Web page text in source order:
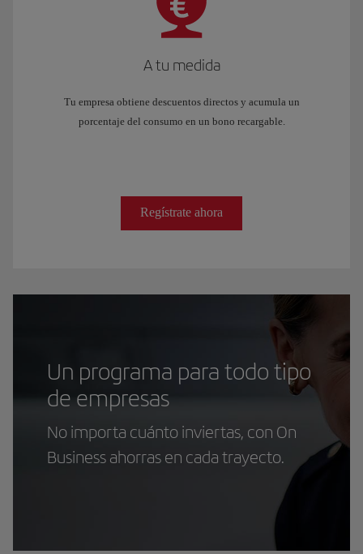
A tu medida
Tu empresa obtiene descuentos directos y acumula un
porcentaje del consumo en un bono recargable.
Regístrate ahora
Un programa para todo tipo
de empresas
No importa cuánto inviertas, con On
Business ahorras en cada trayecto.